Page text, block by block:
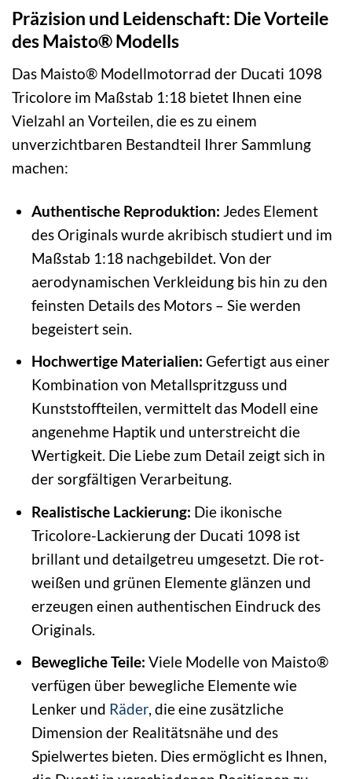
Präzision und Leidenschaft: Die Vorteile
des Maisto® Modells
Das Maisto® Modellmotorrad der Ducati 1098
Tricolore im Maßstab 1:18 bietet Ihnen eine
Vielzahl an Vorteilen, die es zu einem
unverzichtbaren Bestandteil Ihrer Sammlung
machen:
Authentische Reproduktion: Jedes Element
des Originals wurde akribisch studiert und im
Maßstab 1:18 nachgebildet. Von der
aerodynamischen Verkleidung bis hin zu den
feinsten Details des Motors – Sie werden
begeistert sein.
Hochwertige Materialien: Gefertigt aus einer
Kombination von Metallspritzguss und
Kunststoffteilen, vermittelt das Modell eine
angenehme Haptik und unterstreicht die
Wertigkeit. Die Liebe zum Detail zeigt sich in
der sorgfältigen Verarbeitung.
Realistische Lackierung: Die ikonische
Tricolore-Lackierung der Ducati 1098 ist
brillant und detailgetreu umgesetzt. Die rot-
weißen und grünen Elemente glänzen und
erzeugen einen authentischen Eindruck des
Originals.
Bewegliche Teile: Viele Modelle von Maisto®
verfügen über bewegliche Elemente wie
Lenker und Räder, die eine zusätzliche
Dimension der Realitätsnähe und des
Spielwertes bieten. Dies ermöglicht es Ihnen,